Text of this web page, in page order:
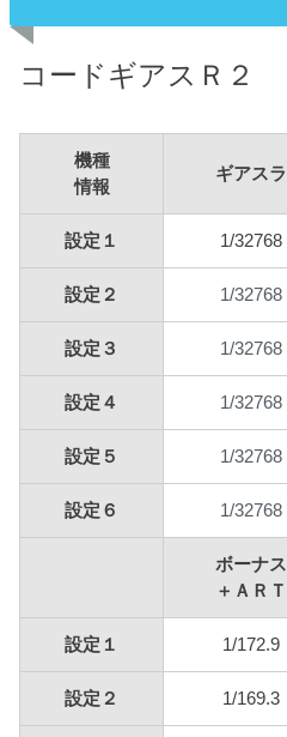
コードギアスＲ２
機種
情報
ギアスラ
設定１ 1/32768
設定２ 1/32768
設定３ 1/32768
設定４ 1/32768
設定５ 1/32768
設定６ 1/32768
ボーナス
＋ＡＲＴ
設定１ 1/172.9
設定２ 1/169.3